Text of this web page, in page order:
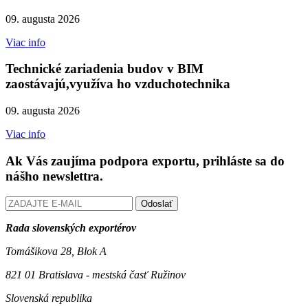
09. augusta 2026
Viac info
Technické zariadenia budov v BIM
zaostávajú,využíva ho vzduchotechnika
09. augusta 2026
Viac info
Ak Vás zaujíma podpora exportu, prihláste sa do
nášho newslettra.
Odoslať
Rada slovenských exportérov
Tomášikova 28, Blok A
821 01 Bratislava - mestská časť Ružinov
Slovenská republika